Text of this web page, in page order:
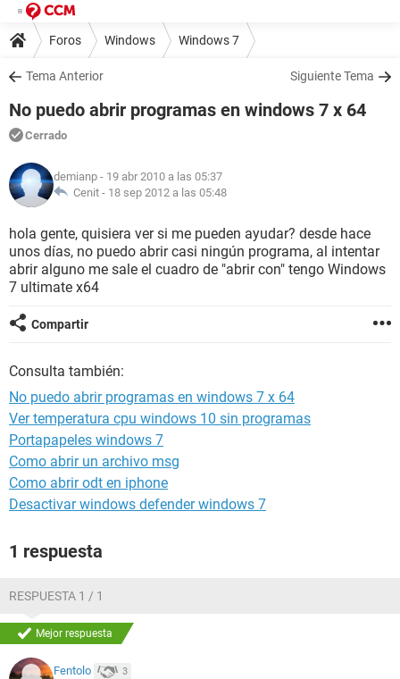
Foros Windows Windows 7
Tema Anterior Siguiente Tema
No puedo abrir programas en windows 7 x 64
Cerrado
demianp - 19 abr 2010 a las 05:37
Cenit - 18 sep 2012 a las 05:48
hola gente, quisiera ver si me pueden ayudar? desde hace
unos días, no puedo abrir casi ningún programa, al intentar
abrir alguno me sale el cuadro de "abrir con" tengo Windows
7 ultimate x64
Compartir
Consulta también:
No puedo abrir programas en windows 7 x 64
Ver temperatura cpu windows 10 sin programas
Portapapeles windows 7
Como abrir un archivo msg
Como abrir odt en iphone
Desactivar windows defender windows 7
1 respuesta
RESPUESTA 1 / 1
Mejor respuesta
Fentolo 3